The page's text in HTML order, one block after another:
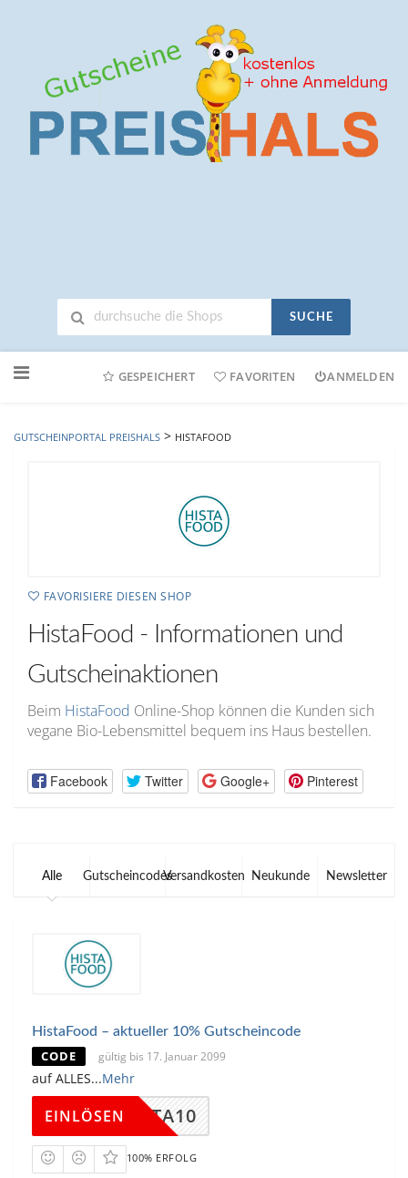
SUCHE
Online-
GESPEICHERT FAVORITEN ANMELDEN
GUTSCHEINPORTAL PREISHALS > HISTAFOOD
FAVORISIERE DIESEN SHOP
HistaFood - Informationen und
Gutscheinaktionen
Beim HistaFood Online-Shop können die Kunden sich
vegane Bio-Lebensmittel bequem ins Haus bestellen.
Facebook Twitter Google+ Pinterest
Alle GutscheincodesVersandkosten Neukunde Newsletter
HistaFood – aktueller 10% Gutscheincode
CODE gültig bis 17. Januar 2099
auf ALLES...Mehr
HISTA10
EINLÖSEN
100% ERFOLG